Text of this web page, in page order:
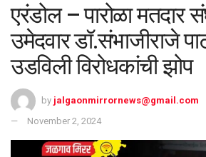
एरंडोल – पारोळा मतदार
उमेदवार डॉ.संभाजीराजे
उडविली विरोधकांची झोप
by jalgaonmirrornews@gmail.com
November 2, 2024